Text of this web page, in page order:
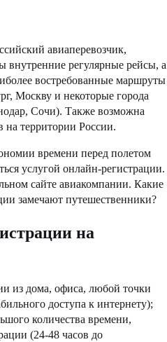
авиаперевозчик,
внутренние регулярные рейсы, а
востребованные маршруты
Москву и некоторые города
Сочи). Также возможна
на территории России.
времени перед полетом
услугой онлайн-регистрации.
сайте авиакомпании. Какие
замечают путешественники?
на
из дома, офиса, любой точки
доступа к интернету);
количества времени,
(24-48 часов до